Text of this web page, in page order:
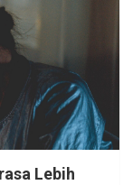
Lebih